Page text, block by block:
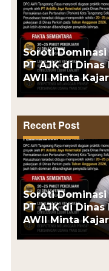
Soroti
PT AJK di
AWII Minta
Recent Post
Soroti
PT AJK di
AWII Minta